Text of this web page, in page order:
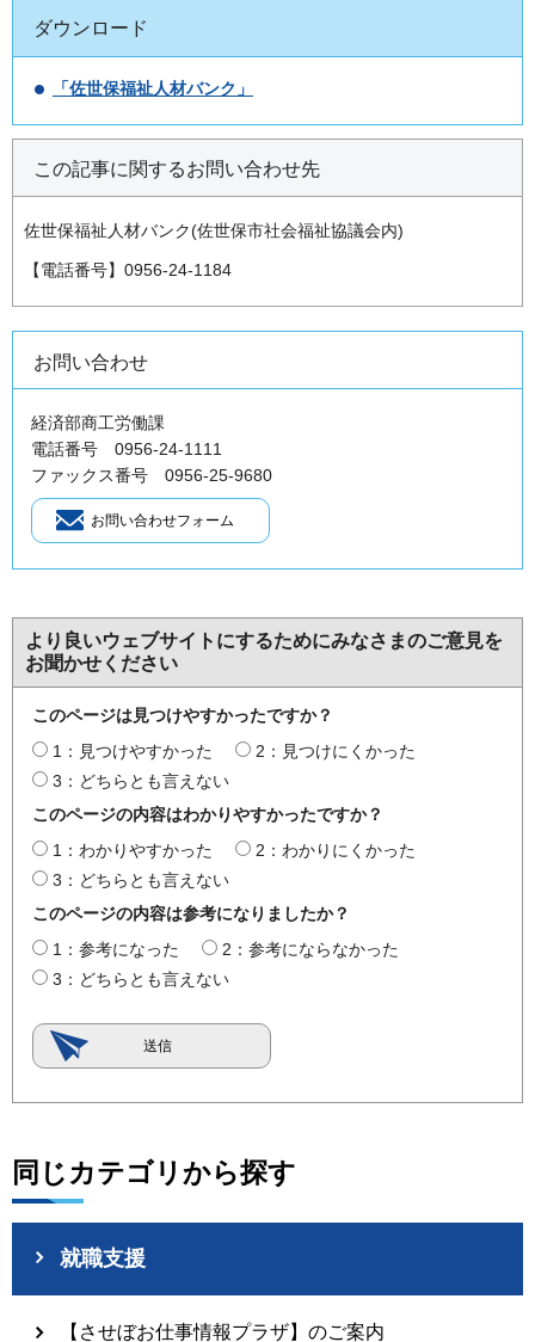
ダウンロード
「佐世保福祉人材バンク」
この記事に関するお問い合わせ先
佐世保福祉人材バンク(佐世保市社会福祉協議会内)
【電話番号】0956-24-1184
お問い合わせ
経済部商工労働課
電話番号 0956-24-1111
ファックス番号 0956-25-9680
より良いウェブサイトにするためにみなさまのご意見を
お聞かせください
このページは見つけやすかったですか？
1：見つけやすかった
2：見つけにくかった
3：どちらとも言えない
このページの内容はわかりやすかったですか？
1：わかりやすかった
2：わかりにくかった
3：どちらとも言えない
このページの内容は参考になりましたか？
1：参考になった
2：参考にならなかった
3：どちらとも言えない
同じカテゴリから探す
就職支援
【させぼお仕事情報プラザ】のご案内